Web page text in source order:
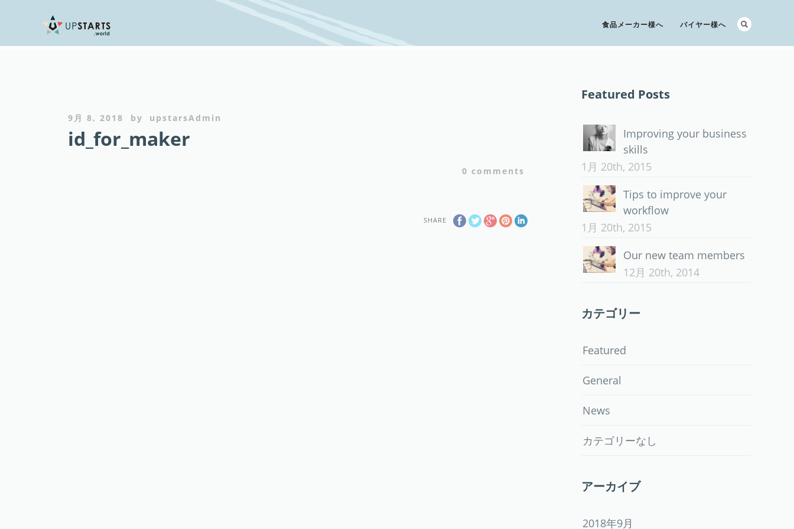
食品メーカー様へ バイヤー様へ
9月 8, 2018 by upstarsAdmin
id_for_maker
0 comments
SHARE
Featured Posts
Improving your business
skills
1月 20th, 2015
Tips to improve your
workflow
1月 20th, 2015
Our new team members
12月 20th, 2014
カテゴリー
Featured
General
News
カテゴリーなし
アーカイブ
2018年9月